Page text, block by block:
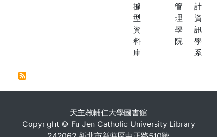
據
型
資
料
庫
管
理
學
院
計
資
訊
學
系
天主教輔仁大學圖書館
Copyright © Fu Jen Catholic University Library